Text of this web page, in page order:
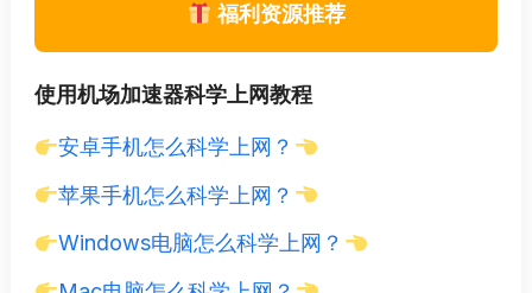
福利资源推荐
使用机场加速器科学上网教程
安卓手机怎么科学上网？
苹果手机怎么科学上网？
Windows电脑怎么科学上网？